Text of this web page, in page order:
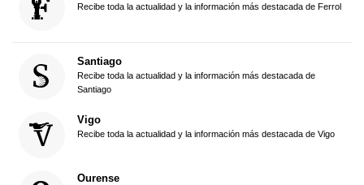
Recibe toda la actualidad y la información más destacada de Ferrol
Santiago
Recibe toda la actualidad y la información más destacada de
Santiago
Vigo
Recibe toda la actualidad y la información más destacada de Vigo
Ourense